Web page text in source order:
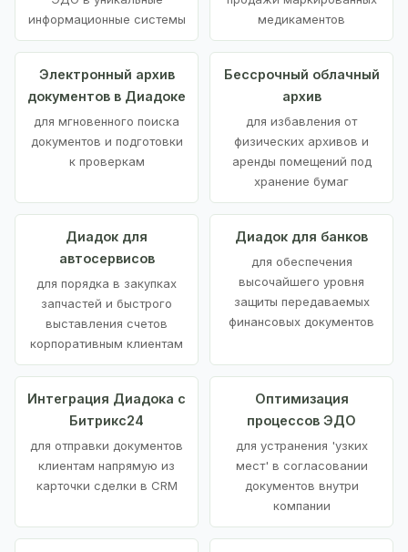
информационные системы
медикаментов
Электронный архив
документов в Диадоке
для мгновенного поиска
документов и подготовки
к проверкам
Бессрочный облачный
архив
для избавления от
физических архивов и
аренды помещений под
хранение бумаг
Диадок для
автосервисов
для порядка в закупках
запчастей и быстрого
выставления счетов
корпоративным клиентам
Диадок для банков
для обеспечения
высочайшего уровня
защиты передаваемых
финансовых документов
Интеграция Диадока с
Битрикс24
для отправки документов
клиентам напрямую из
карточки сделки в CRM
Оптимизация
процессов ЭДО
для устранения 'узких
мест' в согласовании
документов внутри
компании